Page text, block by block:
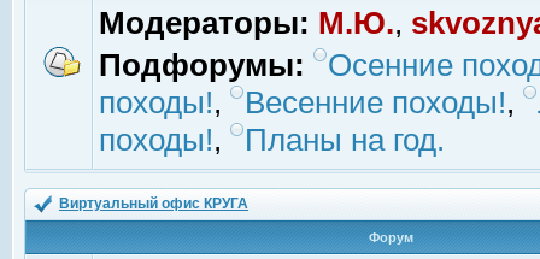
Модераторы: М.Ю.,
Подфорумы:
Осенние
походы!, Весенние походы!,
походы!, Планы на год.
Виртуальный офис КРУГА
Форум